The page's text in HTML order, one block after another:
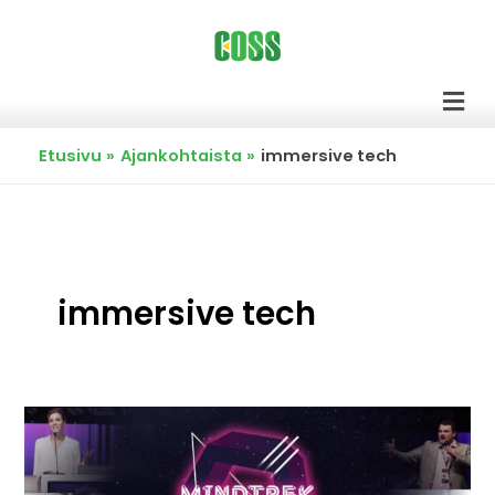
Etusivu Ajankohtaista immersive tech
immersive tech
Kansainvälinen
teknologiakonferenssi
Mindtrek